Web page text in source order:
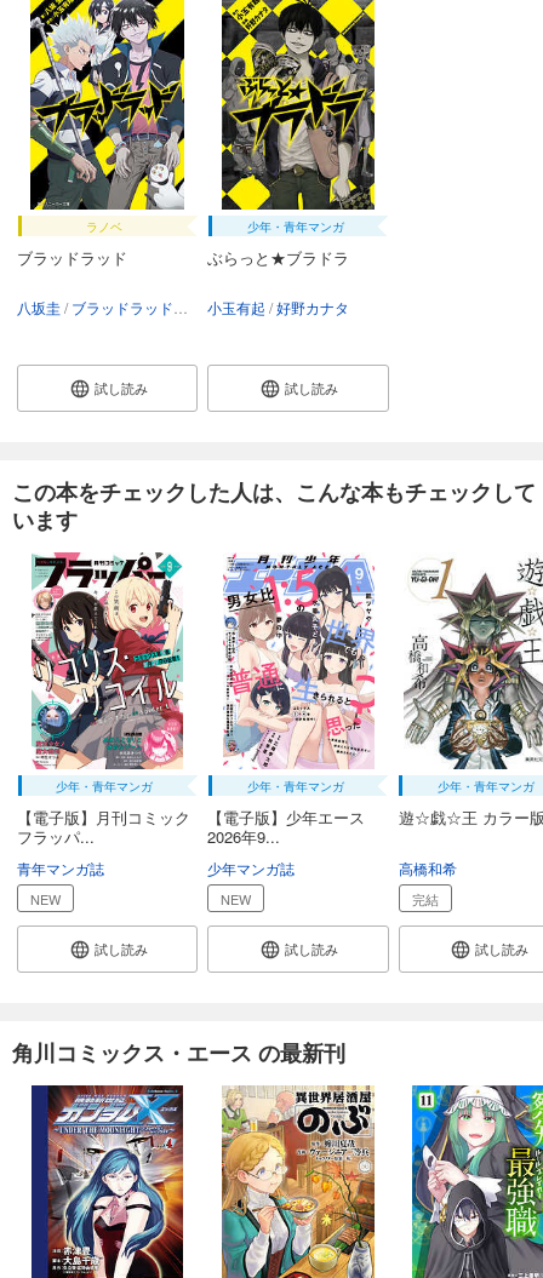
ラノベ
ブラッドラッド
八坂圭 ブラッドラッド製作委員会 小玉有起 好野カナタ
試し読み
少年・青年マンガ
ぶらっと★ブラドラ
小玉有起 好野カナタ
試し読み
この本をチェックした人は、こんな本もチェックして
います
少年・青年マンガ
【電子版】月刊コミック
フラッパ...
青年マンガ誌
NEW
試し読み
少年・青年マンガ
【電子版】少年エース
2026年9...
少年マンガ誌
NEW
試し読み
少年・青年マンガ
遊☆戯☆王 カラー
高橋和希
完結
試し読み
角川コミックス・エース の最新刊